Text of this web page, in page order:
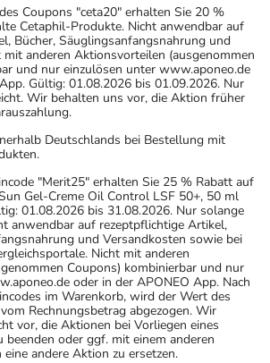
Coupons "ceta20" erhalten Sie 20 %
Cetaphil-Produkte. Nicht anwendbar auf
Bücher, Säuglingsanfangsnahrung und
anderen Aktionsvorteilen (ausgenommen
und nur einzulösen unter www.aponeo.de
Gültig: 01.08.2026 bis 01.09.2026. Nur
Wir behalten uns vor, die Aktion früher
Deutschlands bei Bestellung mit
"Merit25" erhalten Sie 25 % Rabatt auf
Gel-Creme Oil Control LSF 50+, 50 ml
01.08.2026 bis 31.08.2026. Nur solange
anwendbar auf rezeptpflichtige Artikel,
und Versandkosten sowie bei
Nicht mit anderen
Coupons) kombinierbar und nur
oder in der APONEO App. Nach
im Warenkorb, wird der Wert des
Rechnungsbetrag abgezogen. Wir
vor, die Aktionen bei Vorliegen eines
beenden oder ggf. mit einem anderen
andere Aktion zu ersetzen.